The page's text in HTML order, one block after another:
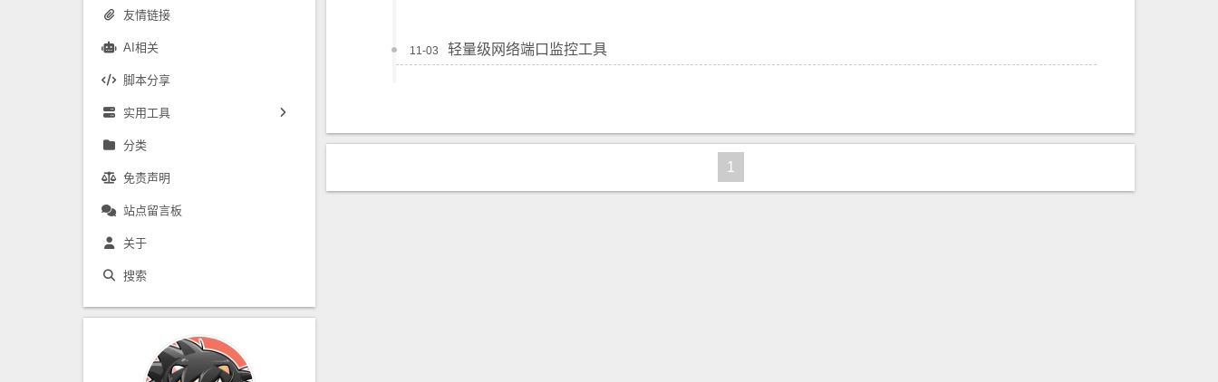
友情链接
AI相关
脚本分享
实用工具
镜像源速配
分类
免责声明
站点留言板
关于
搜索
11-03 轻量级网络端口监控工具
1